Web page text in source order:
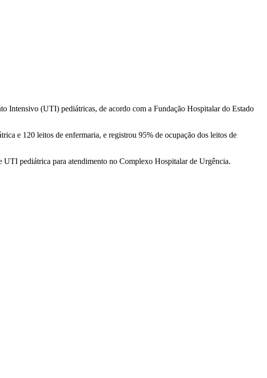
Intensivo (UTI) pediátricas, de acordo com a Fundação Hospitalar do Estado
e 120 leitos de enfermaria, e registrou 95% de ocupação dos leitos de
UTI pediátrica para atendimento no Complexo Hospitalar de Urgência.